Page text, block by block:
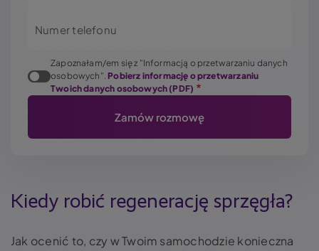
Numer telefonu
Zapoznałam/em się z "Informacją o przetwarzaniu danych
osobowych". Pobierz informację o przetwarzaniu
Twoich danych osobowych (PDF)
Kiedy robić regenerację sprzęgła?
Jak ocenić to, czy w Twoim samochodzie konieczna